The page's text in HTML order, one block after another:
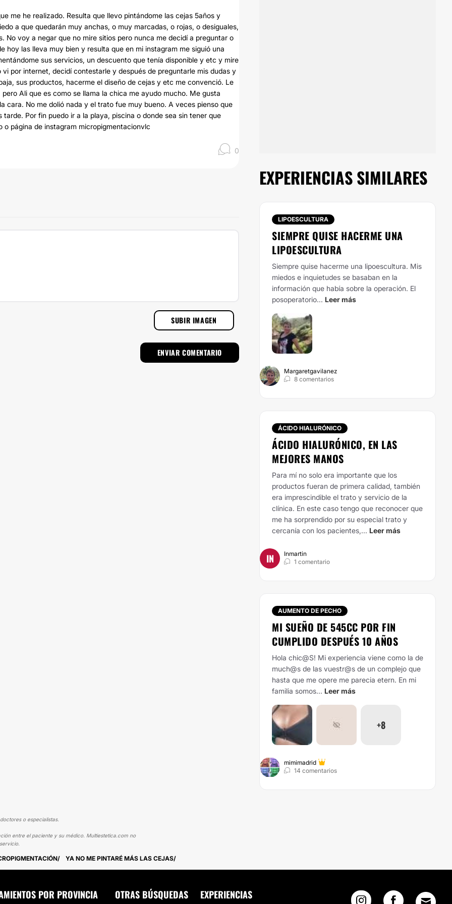
me he realizado. Resulta que llevo pintándome las cejas 5años y
a que quedarán muy anchas, o muy marcadas, o rojas, o desiguales,
No voy a negar que no mire sitios pero nunca me decidí a preguntar o
hoy las lleva muy bien y resulta que en mi instagram me siguió una
sus servicios, un descuento que tenía disponible y etc y mire
por internet, decidí contestarle y después de preguntarle mis dudas y
sus productos, hacerme el diseño de cejas y etc me convenció. Le
Ali que es como se llama la chica me ayudo mucho. Me gusta
cara. No me dolió nada y el trato fue muy bueno. A veces pienso que
Por fin puedo ir a la playa, piscina o donde sea sin tener que
o página de instagram micropigmentacionvlc
0
SUBIR IMAGEN
EXPERIENCIAS SIMILARES
LIPOESCULTURA
SIEMPRE QUISE HACERME UNA
LIPOESCULTURA
Siempre quise hacerme una lipoescultura. Mis
miedos e inquietudes se basaban en la
información que había sobre la operación. El
posoperatorio... Leer más
Margaretgavilanez
8 comentarios
ÁCIDO HIALURÓNICO
ÁCIDO HIALURÓNICO, EN LAS
MEJORES MANOS
Para mí no solo era importante que los
productos fueran de primera calidad, también
era imprescindible el trato y servicio de la
clínica. En este caso tengo que reconocer que
me ha sorprendido por su especial trato y
cercanía con los pacientes,... Leer más
IN
Inmartin
1 comentario
AUMENTO DE PECHO
MI SUEÑO DE 545CC POR FIN
CUMPLIDO DESPUÉS 10 AÑOS
Hola chic@S! Mi experiencia viene como la de
much@s de las vuestr@s de un complejo que
hasta que me opere me parecia etern. En mi
familia somos... Leer más
+8
mimimadrid
14 comentarios
o especialistas.
entre el paciente y su médico. Multiestetica.com no
YA NO ME PINTARÉ MÁS LAS CEJAS
POR PROVINCIA OTRAS BÚSQUEDAS EXPERIENCIAS